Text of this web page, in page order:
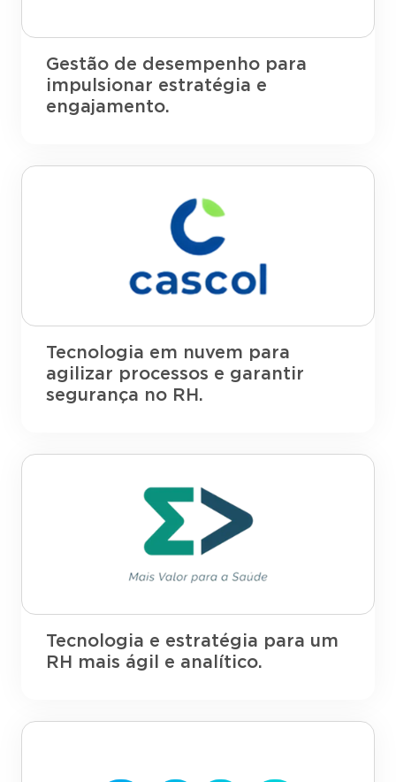
Gestão de desempenho para
impulsionar estratégia e
engajamento.
Tecnologia em nuvem para
agilizar processos e garantir
segurança no RH.
Tecnologia e estratégia para um
RH mais ágil e analítico.